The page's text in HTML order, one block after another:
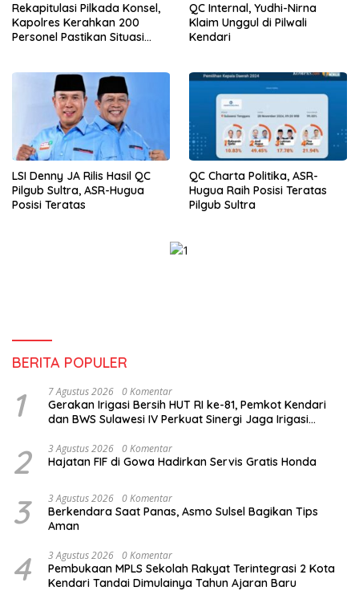
Rekapitulasi Pilkada Konsel,
Kapolres Kerahkan 200
Personel Pastikan Situasi
QC Internal, Yudhi-Nirna
Klaim Unggul di Pilwali
Kendari
LSI Denny JA Rilis Hasil QC
Pilgub Sultra, ASR-Hugua
Posisi Teratas
QC Charta Politika, ASR-
Hugua Raih Posisi Teratas
Pilgub Sultra
BERITA POPULER
1 7 Agustus 2026 0 Komentar
Gerakan Irigasi Bersih HUT RI ke-81, Pemkot Kendari
dan BWS Sulawesi IV Perkuat Sinergi Jaga Irigasi
2 3 Agustus 2026 0 Komentar
Hajatan FIF di Gowa Hadirkan Servis Gratis Honda
3 3 Agustus 2026 0 Komentar
Berkendara Saat Panas, Asmo Sulsel Bagikan Tips
Aman
4 3 Agustus 2026 0 Komentar
Pembukaan MPLS Sekolah Rakyat Terintegrasi 2 Kota
Kendari Tandai Dimulainya Tahun Ajaran Baru